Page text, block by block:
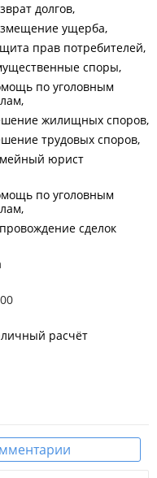
долгов
ущерба
прав потребителей
споры
по уголовным
жилищных споров
трудовых споров
юрист
по уголовным
сделок
расчёт